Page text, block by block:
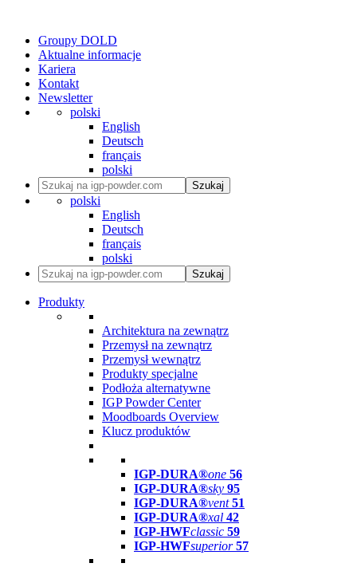
Groupy DOLD
Aktualne informacje
Kariera
Kontakt
Newsletter
polski
English
Deutsch
français
polski
Szukaj
polski
English
Deutsch
français
polski
Szukaj
Produkty
Architektura na zewnątrz
Przemysł na zewnątrz
Przemysł wewnątrz
Produkty specjalne
Podłoża alternatywne
IGP Powder Center
Moodboards Overview
Klucz produktów
IGP-DURA®one 56
IGP-DURA®sky 95
IGP-DURA®vent 51
IGP-DURA®xal 42
IGP-HWFclassic 59
IGP-HWFsuperior 57